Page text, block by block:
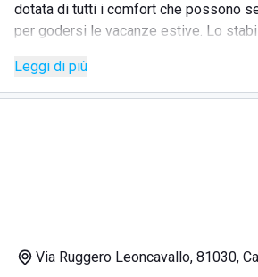
dotata di tutti i comfort che possono
per godersi le vacanze estive. Lo
mare senza imprevisti. La struttura è
permette di godersi la natura
Leggi di più
Via Ruggero Leoncavallo, 81030,